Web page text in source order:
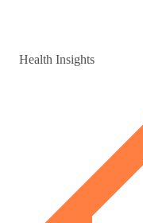
Health Insights